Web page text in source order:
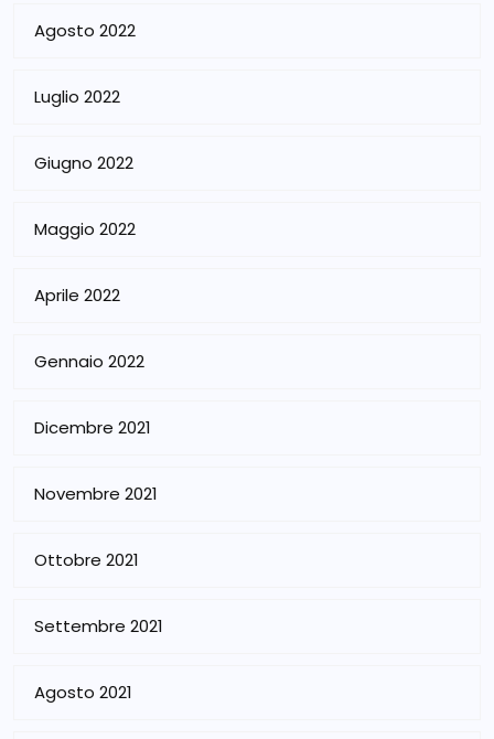
Agosto 2022
Luglio 2022
Giugno 2022
Maggio 2022
Aprile 2022
Gennaio 2022
Dicembre 2021
Novembre 2021
Ottobre 2021
Settembre 2021
Agosto 2021